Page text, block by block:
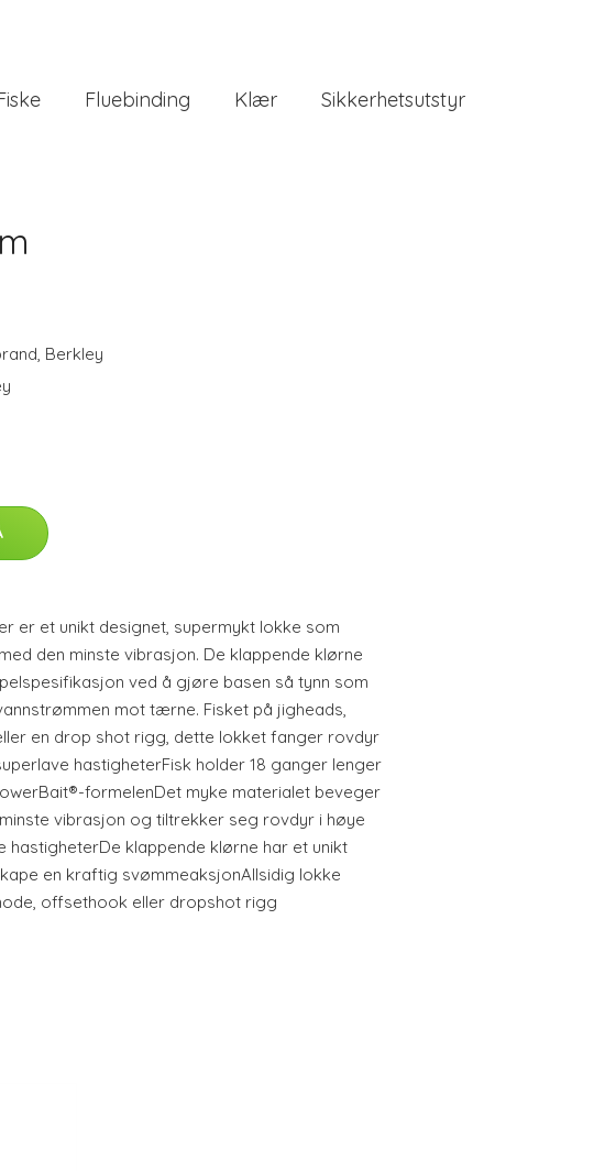
Fluebinding Klær Sikkerhetsutstyr
, Berkley
er et unikt designet, supermykt lokke som
den minste vibrasjon. De klappende klørne
ved å gjøre basen så tynn som
mot tærne. Fisket på jigheads,
en drop shot rigg, dette lokket fanger rovdyr
hastigheterFisk holder 18 ganger lenger
formelenDet myke materialet beveger
vibrasjon og tiltrekker seg rovdyr i høye
hastigheterDe klappende klørne har et unikt
en kraftig svømmeaksjonAllsidig lokke
offsethook eller dropshot rigg